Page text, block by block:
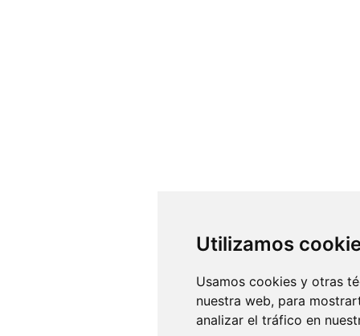
Utilizamos
Usamos cookies y otras
nuestra web, para
analizar el tráfico en